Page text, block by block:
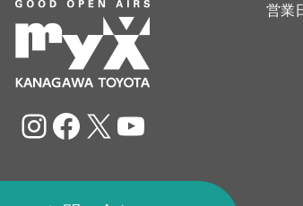
Instagram
Facebook
X YouTube
営業